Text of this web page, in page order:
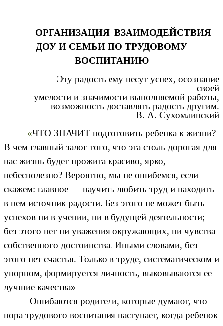
ОРГАНИЗАЦИЯ ВЗАИМОДЕЙСТВИЯ
ДОУ И СЕМЬИ ПО ТРУДОВОМУ
ВОСПИТАНИЮ
Эту радость ему несут успех, осознание
своей
умелости и значимости выполняемой работы,
возможность доставлять радость другим.
В. А. Сухомлинский
«ЧТО ЗНАЧИТ подготовить ребенка к жизни?
В чем главный залог того, что эта столь дорогая для
нас жизнь будет прожита красиво, ярко,
небесполезно? Вероятно, мы не ошибемся, если
скажем: главное — научить любить труд и находить
в нем источник радости. Без этого не может быть
успехов ни в учении, ни в будущей деятельности;
без этого нет ни уважения окружающих, ни чувства
собственного достоинства. Иными словами, без
этого нет счастья. Только в труде, систематическом и
упорном, формируется личность, выковываются ее
лучшие качества»
Ошибаются родители, которые думают, что
пора трудового воспитания наступает, когда ребенок